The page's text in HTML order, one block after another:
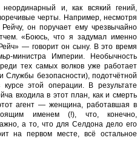
и, как всякий гений,
черты. Например, несмотря
он поручает ему чрезвычайно
«Боюсь, что я задумал именно
— говорит он сыну. В это время
министра Империи. Необычность
тех самых волков уже работает
Службы безопасности), подотчётной
этой операции. В результате
входила в этот план, как и смерть
агент — женщина, работавшая в
именем (!), что, конечно,
а то, что для Селдона дело его
на первом месте, всё остальное